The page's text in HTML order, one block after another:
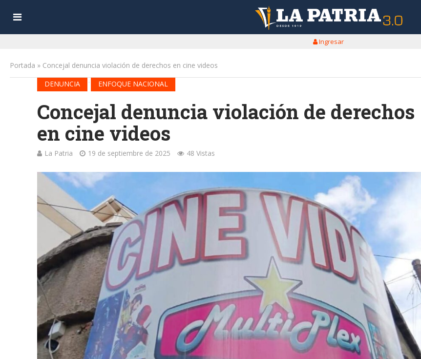
Ingresar
Portada » Concejal denuncia violación de derechos en cine videos
DENUNCIA
ENFOQUE NACIONAL
Concejal denuncia violación de derechos
en cine videos
La Patria 19 de septiembre de 2025 48 Vistas